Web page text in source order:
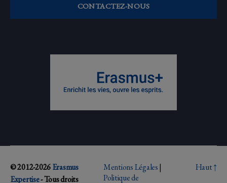
CONTACTEZ-NOUS
© 2012-2026Erasmus
Expertise- Tous droits
Mentions Légales|
Politique de
Haut↑